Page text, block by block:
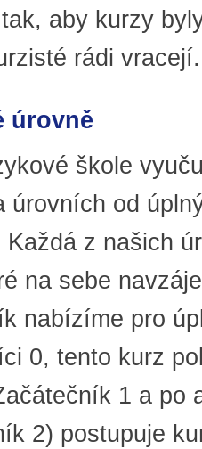
aby kurzy
rádi vracejí.
úrovně
škole
úrovních od
Každá z našich
na sebe
nabízíme pro
0, tento kurz
1 a po
2) postupuje